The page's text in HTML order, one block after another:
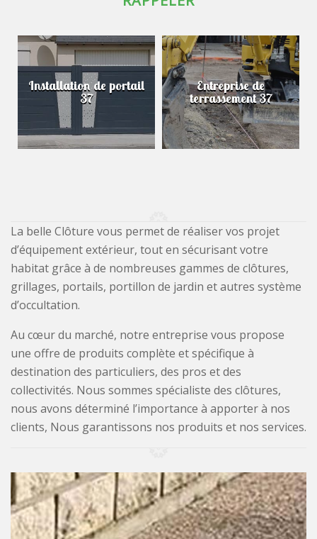
Installation de portail
37
Entreprise de
terrassement 37
La belle Clôture vous permet de réaliser vos projet
d’équipement extérieur, tout en sécurisant votre
habitat grâce à de nombreuses gammes de clôtures,
grillages, portails, portillon de jardin et autres système
d’occultation.
Au cœur du marché, notre entreprise vous propose
une offre de produits complète et spécifique à
destination des particuliers, des pros et des
collectivités. Nous sommes spécialiste des clôtures,
nous avons déterminé l’importance à apporter à nos
clients, Nous garantissons nos produits et nos services.